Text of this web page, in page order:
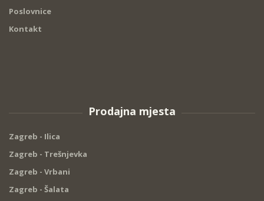
Poslovnice
Kontakt
Prodajna mjesta
Zagreb - Ilica
Zagreb - Trešnjevka
Zagreb - Vrbani
Zagreb - Šalata